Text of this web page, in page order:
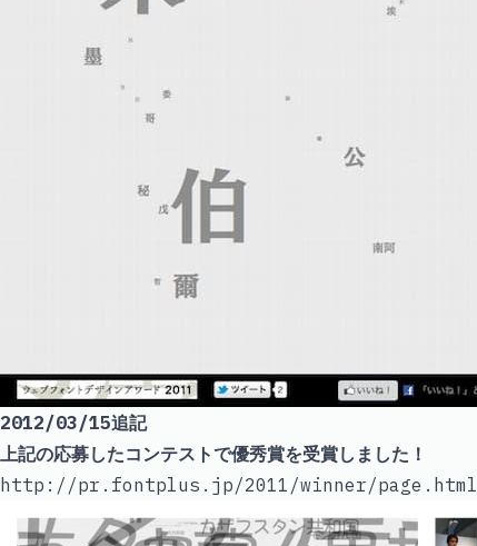
2012/03/15追記
上記の応募したコンテストで優秀賞を受賞しました！
http://pr.fontplus.jp/2011/winner/page.html